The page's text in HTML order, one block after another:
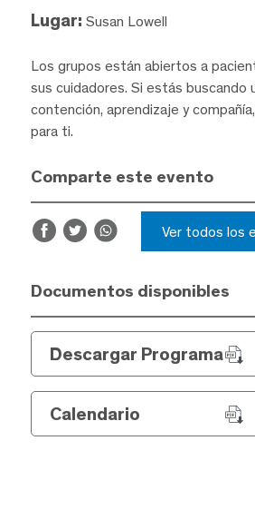
Lugar: Susan Lowell
Los grupos están abiertos a
sus cuidadores. Si estás buscando
contención, aprendizaje y
para ti.
Comparte este evento
Ver todos los
Documentos disponibles
Descargar Programa
Calendario